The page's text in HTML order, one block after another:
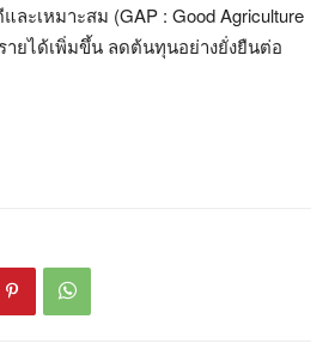
ะเหมาะสม (GAP : Good Agriculture
ายได้เพิ่มขึ้น ลดต้นทุนอย่างยั่งยืนต่อ